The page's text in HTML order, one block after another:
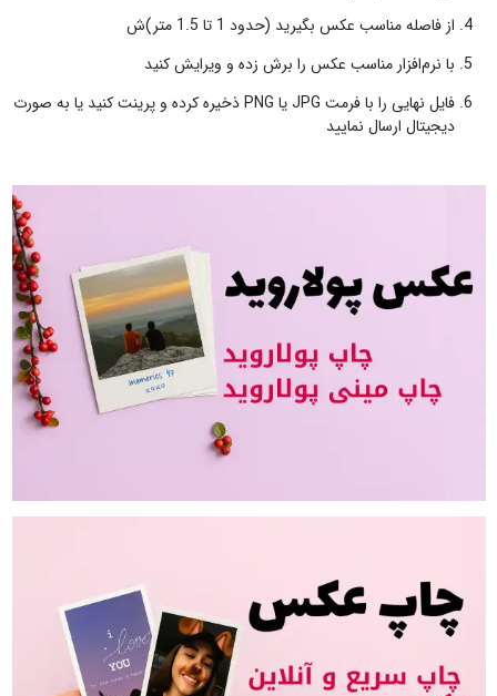
از فاصله مناسب عکس بگیرید (حدود 1 تا 1.5 متر)ش
با نرم‌افزار مناسب عکس را برش زده و ویرایش کنید
فایل نهایی را با فرمت JPG یا PNG ذخیره کرده و پرینت کنید یا به صورت
دیجیتال ارسال نمایید